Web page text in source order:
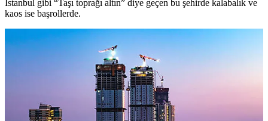
İstanbul gibi “Taşı toprağı altın” diye geçen bu şehirde kalabalık ve
kaos ise başrollerde.